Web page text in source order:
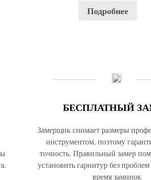
Подробнее
БЕСПЛАТНЫЙ
Замерщик снимает размеры
инструментом, поэтому
точность. Правильный замер
установить гарнитур без
время заминок